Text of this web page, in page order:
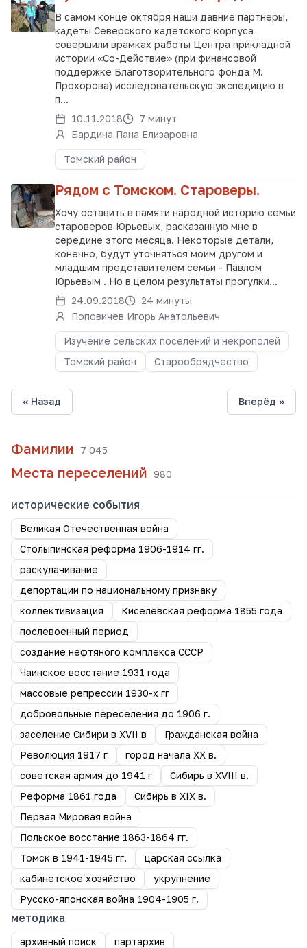
В самом конце октября наши давние партнеры,
кадеты Северского кадетского корпуса
совершили врамках работы Центра прикладной
истории «Со-Действие» (при финансовой
поддержке Благотворительного фонда М.
Прохорова) исследовательскую экспедицию в
п...
10.11.2018
7 минут
Бардина Пана Елизаровна
Томский район
Рядом с Томском. Староверы.
Хочу оставить в памяти народной историю семьи
староверов Юрьевых, расказанную мне в
середине этого месяца. Некоторые детали,
конечно, будут уточняться моим другом и
младшим представителем семьи - Павлом
Юрьевым . Но в целом результаты прогулки...
24.09.2018
24 минуты
Поповичев Игорь Анатольевич
Изучение сельских поселений и некрополей
Томский район
Старообрядчество
« Назад Вперёд »
Фамилии 7 045
Места переселений 980
исторические события
Великая Отечественная война
Столыпинская реформа 1906-1914 гг.
раскулачивание
депортации по национальному признаку
коллективизация
Киселёвская реформа 1855 года
послевоенный период
создание нефтяного комплекса СССР
Чаинское восстание 1931 года
массовые репрессии 1930-х гг
добровольные переселения до 1906 г.
заселение Сибири в XVII в
Гражданская война
Революция 1917 г
город начала ХХ в.
советская армия до 1941 г
Сибирь в XVIII в.
Реформа 1861 года
Сибирь в XIX в.
Первая Мировая война
Польское восстание 1863-1864 гг.
Томск в 1941-1945 гг.
царская ссылка
кабинетское хозяйство
укрупнение
Русско-японская война 1904-1905 г.
методика
архивный поиск
партархив